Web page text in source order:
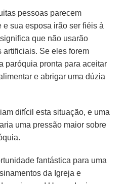
pessoas parecem
e sua esposa irão ser fiéis à
que não usarão
artificiais. Se eles forem
paróquia pronta para aceitar
e abrigar uma dúzia
difícil esta situação, e uma
uma pressão maior sobre
fantástica para uma
da Igreja e